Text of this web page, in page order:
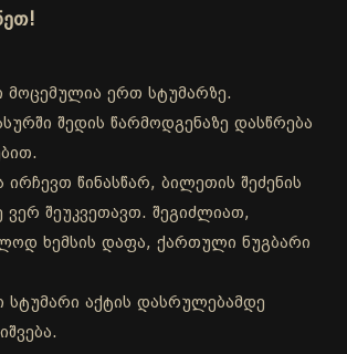
მოცემულია ერთ სტუმარზე.
შედის წარმოდგენაზე დასწრება
ირჩევთ წინასწარ, ბილეთის შეძენის
შეუკვეთავთ. შეგიძლიათ,
ხემსის დაფა, ქართული ნუგბარი
სტუმარი აქტის დასრულებამდე